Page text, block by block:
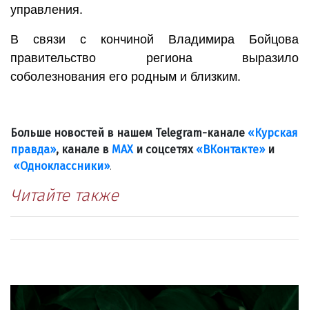
управления.
В связи с кончиной Владимира Бойцова
правительство региона выразило
соболезнования его родным и близким.
Больше новостей в нашем Telegram-канале «Курская
правда», канале в МАХи соцсетях «ВКонтакте»и
«Одноклассники».
Читайте также